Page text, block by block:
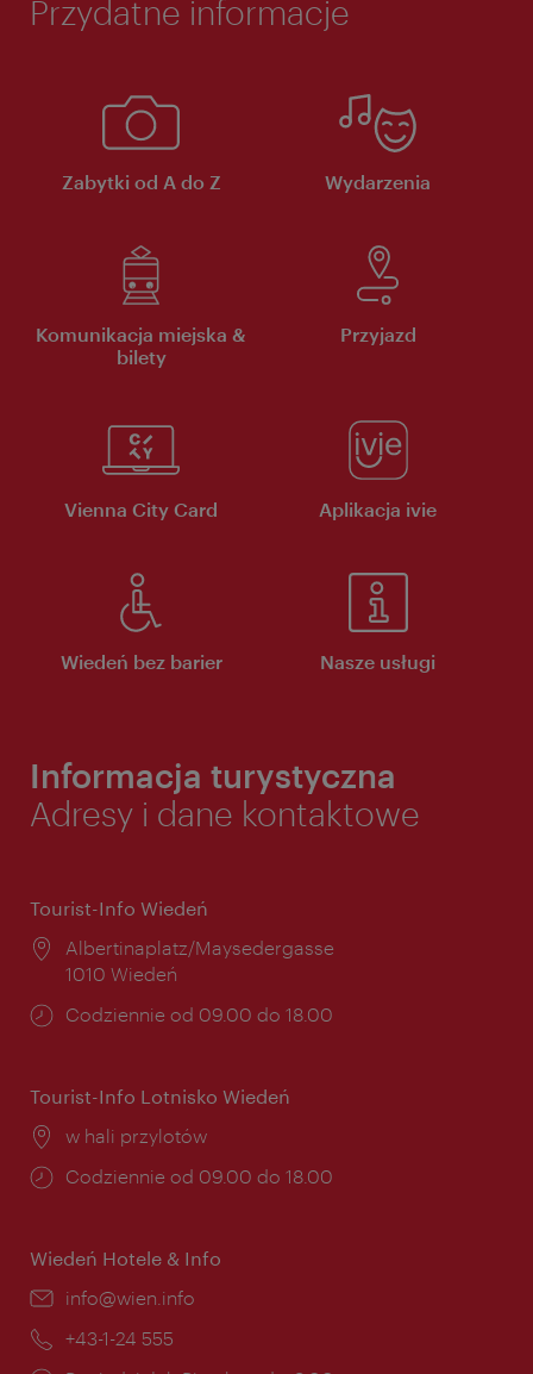
Przydatne informacje
Zabytki od A do Z Wydarzenia
Komunikacja miejska &
bilety
Przyjazd
Vienna City Card Aplikacja ivie
Wiedeń bez barier Nasze usługi
Informacja turystyczna
Adresy i dane kontaktowe
Tourist-Info Wiedeń
Miejsce:
Albertinaplatz/Maysedergasse
1010 Wiedeń
Godziny
Codziennie od 09.00 do 18.00
Tourist-Info Lotnisko Wiedeń
Miejsce:
w hali przylotów
Godziny
Codziennie od 09.00 do 18.00
Wiedeń Hotele & Info
E-
info@wien.info
Telefon:
+43-1-24 555